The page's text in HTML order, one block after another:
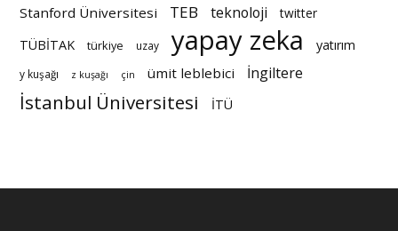
Stanford Üniversitesi TEB teknoloji
twitter
TÜBİTAK
türkiye uzay yapay zeka yatırım
y kuşağı z kuşağı çin ümit leblebici İngiltere
İstanbul Üniversitesi İTÜ